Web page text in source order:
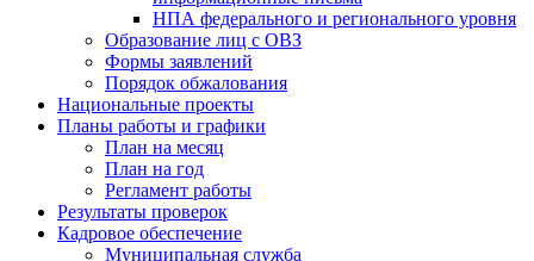
НПА федерального и регионального уровня
Образование лиц с ОВЗ
Формы заявлений
Порядок обжалования
Национальные проекты
Планы работы и графики
План на месяц
План на год
Регламент работы
Результаты проверок
Кадровое обеспечение
Муниципальная служба